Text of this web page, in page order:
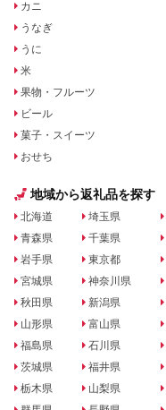
カニ
うなぎ
うに
米
果物・フルーツ
ビール
菓子・スイーツ
おせち
地域から返礼品を探す
北海道
青森県
岩手県
宮城県
秋田県
山形県
福島県
茨城県
栃木県
埼玉県
千葉県
東京都
神奈川県
新潟県
富山県
石川県
福井県
山梨県